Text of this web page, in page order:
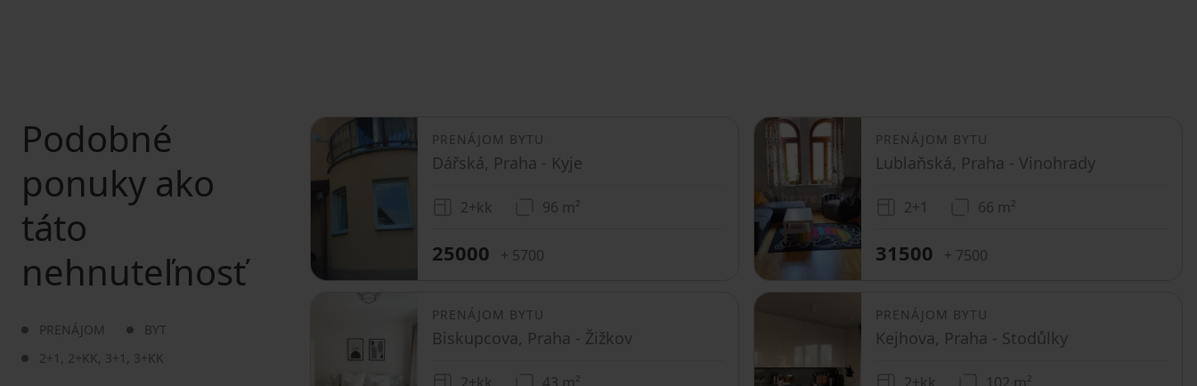
Podobné
ponuky ako
táto
nehnuteľnosť
PRENÁJOM
BYT
2+1 , 2+KK, 3+1 , 3+KK
PRENÁJOM BYTU
Dářská, Praha - Kyje
2+kk 96 m²
25000 + 5700
PRENÁJOM BYTU
Lublaňská, Praha - Vinohrady
2+1 66 m²
31500 + 7500
PRENÁJOM BYTU
Biskupcova, Praha - Žižkov
PRENÁJOM BYTU
Kejhova, Praha - Stodůlky